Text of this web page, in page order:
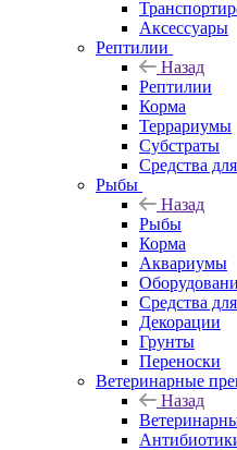
Аксессуары
Рептилии
Назад
Рептилии
Корма
Террариумы
Субстраты
Средства
Рыбы
Назад
Рыбы
Корма
Аквариумы
Средства
Декорации
Грунты
Переноски
Ветеринарные
Назад